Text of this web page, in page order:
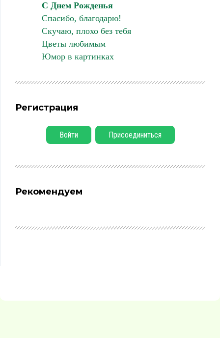
С Днем Рожденья
Спасибо, благодарю!
Скучаю, плохо без тебя
Цветы любимым
Юмор в картинках
Регистрация
Войти Присоединиться
Рекомендуем